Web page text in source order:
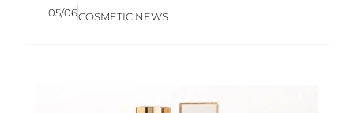
05/06COSMETIC NEWS